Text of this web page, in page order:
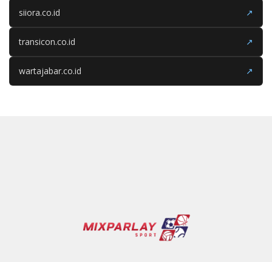
siiora.co.id ↗
transicon.co.id ↗
wartajabar.co.id ↗